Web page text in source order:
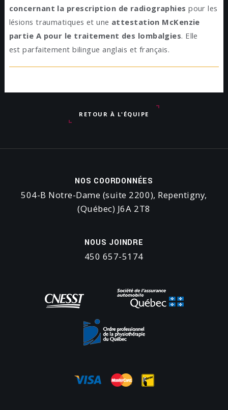
concernant la prescription de radiographies pour les
lésions traumatiques et une attestation McKenzie
partie A pour le traitement des lombalgies. Elle
est parfaitement bilingue anglais et français.
RETOUR À L'ÉQUIPE
NOS COORDONNÉES
504-B Notre-Dame (suite 2200), Repentigny,
(Québec) J6A 2T8
NOUS JOINDRE
450 657-5174